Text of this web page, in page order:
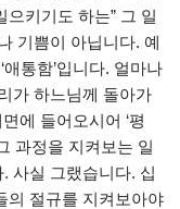
키기도 하는” 그 일
기쁨이 아닙니다. 예
통함’입니다. 얼마나
가 하느님께 돌아가
에 들어오시어 ‘평
과정을 지켜보는 일
사실 그랬습니다. 십
의 절규를 지켜보아야